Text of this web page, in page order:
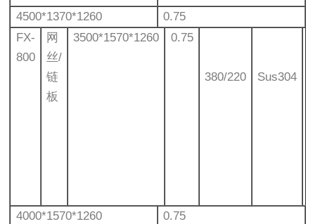
4500*1370*1260
0.75
FX-
800
网
丝/
链
板
3500*1570*1260 0.75
380/220 Sus304
4000*1570*1260
0.75